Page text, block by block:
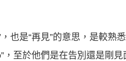
也是“再見”的意思，是較
”，至於他們是在告別還是剛